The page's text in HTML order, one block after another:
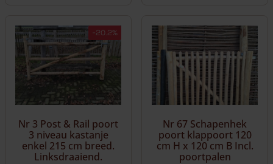
-20.2%
Nr 3 Post & Rail poort
3 niveau kastanje
enkel 215 cm breed.
Linksdraaiend.
Nr 67 Schapenhek
poort klappoort 120
cm H x 120 cm B Incl.
poortpalen